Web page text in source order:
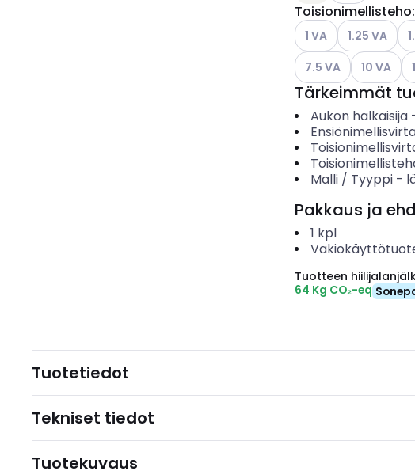
Toisionimellisteho:
Katso käytettävissä
1 VA Katso
1.25 VA
Katso käytettävissä
7.5 VA Katso
10 VA
Tärkeimmät
Aukon halkaisija
Malli / Tyyppi-
Pakkaus ja
1 kpl
Tuotteen
64 Kg CO₂-eq
Tuotetiedot
Tekniset tiedot
Tuotekuvaus